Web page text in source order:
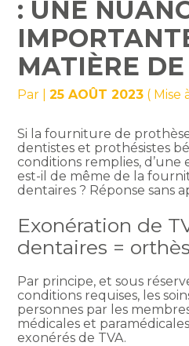
: UNE
MATIÈRE
Par |25 AOÛT 2023 ( Mise
Si la fourniture de
dentistes et prothésistes
conditions remplies, d’une
est-il de même de la
dentaires ? Réponse sans
Exonération de
dentaires =
Par principe, et sous
conditions requises, les
personnes par les
médicales et
exonérés de TVA.